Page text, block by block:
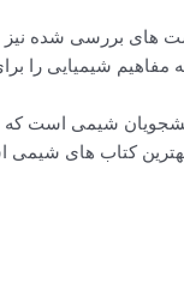
بررسی شده نیز
شیمیایی را
شیمی است که
بهترین کتاب های